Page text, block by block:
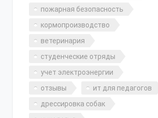
пожарная безопасность
кормопроизводство
ветеринария
студенческие отряды
учет электроэнергии
отзывы
ит для педагогов
дрессировка собак